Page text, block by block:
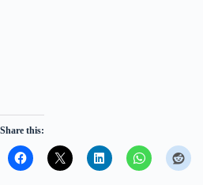
Share this: